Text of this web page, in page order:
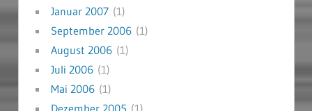
Januar 2007(1)
September 2006(1)
August 2006(1)
Juli 2006(1)
Mai 2006(1)